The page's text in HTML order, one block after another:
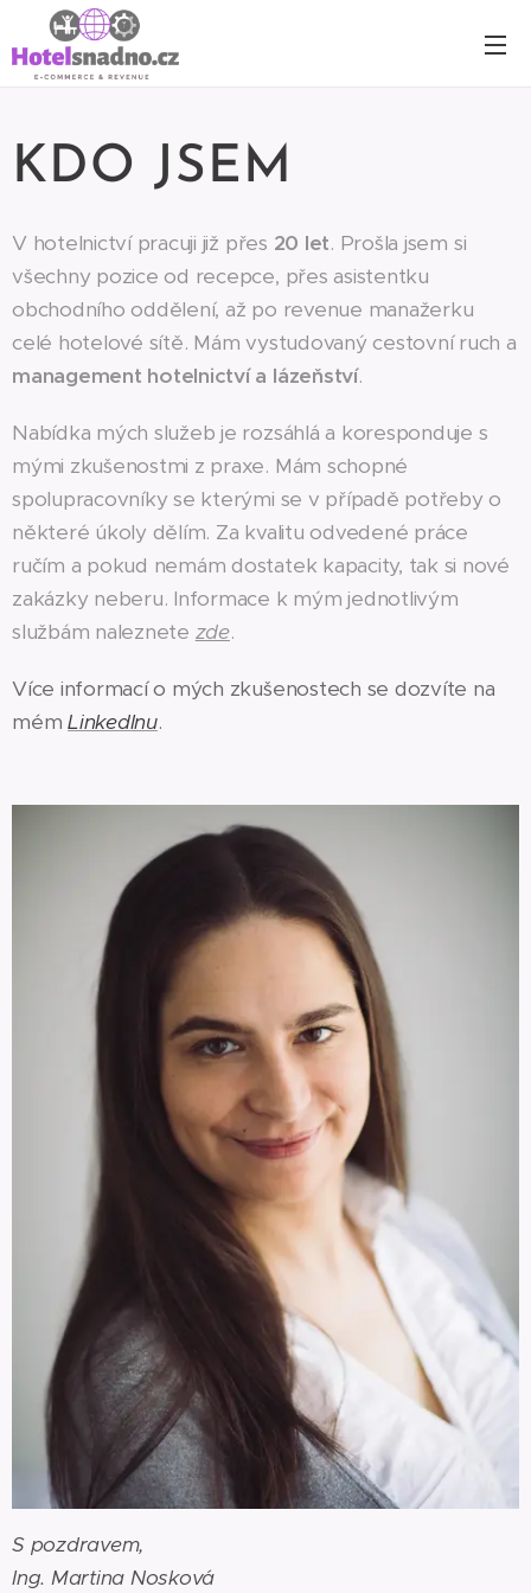
KDO JSEM
V hotelnictví pracuji již přes 20 let. Prošla jsem si
všechny pozice od recepce, přes asistentku
obchodního oddělení, až po revenue manažerku
celé hotelové sítě. Mám vystudovaný cestovní ruch a
management hotelnictví a lázeňství.
Nabídka mých služeb je rozsáhlá a koresponduje s
mými zkušenostmi z praxe. Mám schopné
spolupracovníky se kterými se v případě potřeby o
některé úkoly dělím. Za kvalitu odvedené práce
ručím a pokud nemám dostatek kapacity, tak si nové
zakázky neberu. Informace k mým jednotlivým
službám naleznete zde.
Více informací o mých zkušenostech se dozvíte na
mém LinkedInu.
S pozdravem,
Ing. Martina Nosková